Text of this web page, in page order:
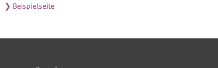
❯ Beispielseite